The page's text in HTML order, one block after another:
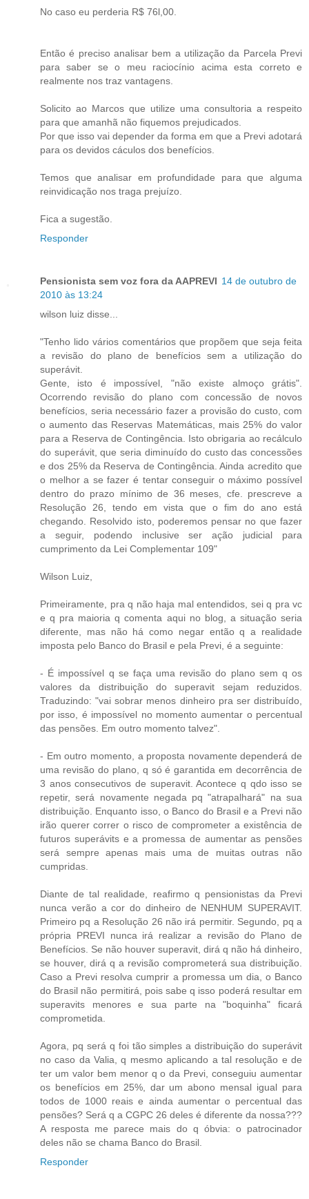
No caso eu perderia R$ 76l,00.
Então é preciso analisar bem a utilização da Parcela Previ
para saber se o meu raciocínio acima esta correto e
realmente nos traz vantagens.
Solicito ao Marcos que utilize uma consultoria a respeito
para que amanhã não fiquemos prejudicados.
Por que isso vai depender da forma em que a Previ adotará
para os devidos cáculos dos benefícios.
Temos que analisar em profundidade para que alguma
reinvidicação nos traga prejuízo.
Fica a sugestão.
Responder
Pensionista sem voz fora da AAPREVI 14 de outubro de
2010 às 13:24
wilson luiz disse...
"Tenho lido vários comentários que propõem que seja feita
a revisão do plano de benefícios sem a utilização do
superávit.
Gente, isto é impossível, "não existe almoço grátis".
Ocorrendo revisão do plano com concessão de novos
benefícios, seria necessário fazer a provisão do custo, com
o aumento das Reservas Matemáticas, mais 25% do valor
para a Reserva de Contingência. Isto obrigaria ao recálculo
do superávit, que seria diminuído do custo das concessões
e dos 25% da Reserva de Contingência. Ainda acredito que
o melhor a se fazer é tentar conseguir o máximo possível
dentro do prazo mínimo de 36 meses, cfe. prescreve a
Resolução 26, tendo em vista que o fim do ano está
chegando. Resolvido isto, poderemos pensar no que fazer
a seguir, podendo inclusive ser ação judicial para
cumprimento da Lei Complementar 109"
Wilson Luiz,
Primeiramente, pra q não haja mal entendidos, sei q pra vc
e q pra maioria q comenta aqui no blog, a situação seria
diferente, mas não há como negar então q a realidade
imposta pelo Banco do Brasil e pela Previ, é a seguinte:
- É impossível q se faça uma revisão do plano sem q os
valores da distribuição do superavit sejam reduzidos.
Traduzindo: "vai sobrar menos dinheiro pra ser distribuído,
por isso, é impossível no momento aumentar o percentual
das pensões. Em outro momento talvez".
- Em outro momento, a proposta novamente dependerá de
uma revisão do plano, q só é garantida em decorrência de
3 anos consecutivos de superavit. Acontece q qdo isso se
repetir, será novamente negada pq "atrapalhará" na sua
distribuição. Enquanto isso, o Banco do Brasil e a Previ não
irão querer correr o risco de comprometer a existência de
futuros superávits e a promessa de aumentar as pensões
será sempre apenas mais uma de muitas outras não
cumpridas.
Diante de tal realidade, reafirmo q pensionistas da Previ
nunca verão a cor do dinheiro de NENHUM SUPERAVIT.
Primeiro pq a Resolução 26 não irá permitir. Segundo, pq a
própria PREVI nunca irá realizar a revisão do Plano de
Benefícios. Se não houver superavit, dirá q não há dinheiro,
se houver, dirá q a revisão comprometerá sua distribuição.
Caso a Previ resolva cumprir a promessa um dia, o Banco
do Brasil não permitirá, pois sabe q isso poderá resultar em
superavits menores e sua parte na "boquinha" ficará
comprometida.
Agora, pq será q foi tão simples a distribuição do superávit
no caso da Valia, q mesmo aplicando a tal resolução e de
ter um valor bem menor q o da Previ, conseguiu aumentar
os benefícios em 25%, dar um abono mensal igual para
todos de 1000 reais e ainda aumentar o percentual das
pensões? Será q a CGPC 26 deles é diferente da nossa???
A resposta me parece mais do q óbvia: o patrocinador
deles não se chama Banco do Brasil.
Responder